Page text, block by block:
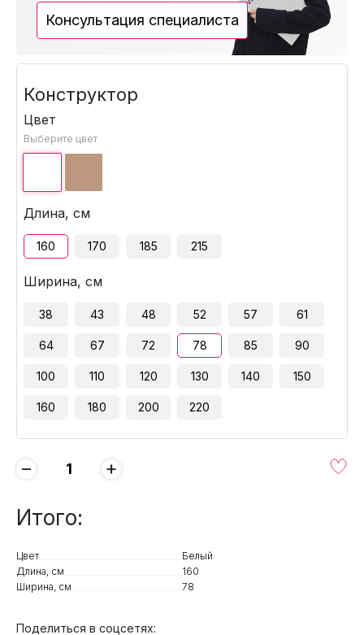
Консультация специалиста
Конструктор
Цвет
Выберите цвет
Длина, см
160 170 185 215
Ширина, см
38 43 48 52 57 61
64 67 72 78 85 90
100 110 120 130 140 150
160 180 200 220
− +
Итого:
Цвет
Белый
Длина, см
160
Ширина, см
78
Поделиться в соцсетях: